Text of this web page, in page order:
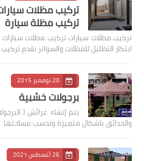
تركيب مظلات
تركيب مظلة سيارة
‏تركيب مظلات سيارات تركيب مظلات
ابتكار التظليل للمظلات والسواتر نقدم
20 نوفمبر 2015
برجولات خشبية
يتم إنشاء عرائش (
والحدائق باشكال متميزة وتحسب مساحتها
26 أغسطس 2021